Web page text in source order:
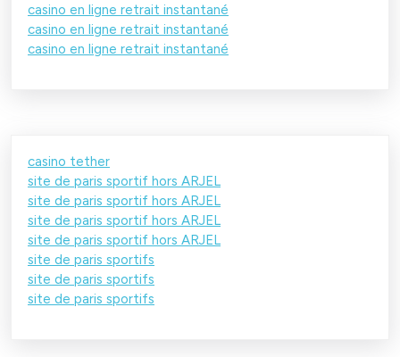
casino en ligne retrait instantané
casino en ligne retrait instantané
casino en ligne retrait instantané
casino tether
site de paris sportif hors ARJEL
site de paris sportif hors ARJEL
site de paris sportif hors ARJEL
site de paris sportif hors ARJEL
site de paris sportifs
site de paris sportifs
site de paris sportifs